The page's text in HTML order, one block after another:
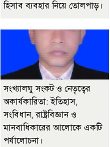
হিসাব ব্যবহার নিয়ে তোলপাড়।
সংখ্যালঘু সংকট ও নেতৃত্বের
অকার্যকারিতা: ইতিহাস,
সংবিধান, রাষ্ট্রবিজ্ঞান ও
মানবাধিকারের আলোকে একটি
পর্যালোচনা।